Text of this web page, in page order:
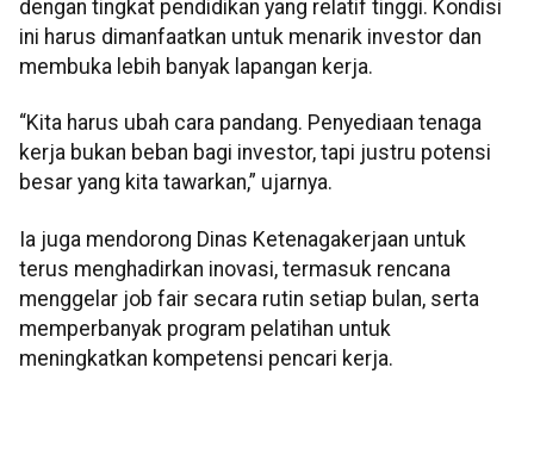
dengan tingkat pendidikan yang relatif tinggi. Kondisi
ini harus dimanfaatkan untuk menarik investor dan
membuka lebih banyak lapangan kerja.
“Kita harus ubah cara pandang. Penyediaan tenaga
kerja bukan beban bagi investor, tapi justru potensi
besar yang kita tawarkan,” ujarnya.
Ia juga mendorong Dinas Ketenagakerjaan untuk
terus menghadirkan inovasi, termasuk rencana
menggelar job fair secara rutin setiap bulan, serta
memperbanyak program pelatihan untuk
meningkatkan kompetensi pencari kerja.